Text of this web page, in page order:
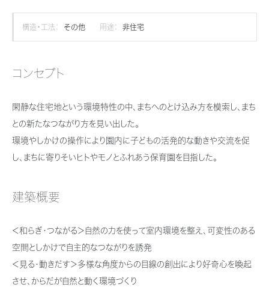
中古住宅検索
分譲マンション検索
売る [MISAWA RELAY]
住まいの売却
多彩な動画やこだわりが詰まった建築実例、注目の最新情報など、住まい
づくりを楽しく学べるデジタルラウンジです。
ホームラウンジ 新築・戸建て
社宅建築
医療・介護・子育て・障がい福祉施設
土地活用の基礎から長期安定経営を目指すオーナー様まで、賃貸経営に
役立つ多彩な情報を幅広くお届けします。
ホームラウンジ 土地活用・賃貸経営
ホテル・旅館リフォーム
これからリフォームをご検討の方
実例動画や基礎知識、収納の工夫など、理想の住まいを叶えるリフォーム
の具体策とアイデアを豊富にご用意しています。
事業用売買
すべてのフィールドに新しい価値をデザインし、持続可能な未来志向のま
ミサワゼネラルソリューション
ご相談窓口
お客様センター
ミサワホームオーナーさま・リフォーム工事ご契約者さまとミサワホームを
ミサワホームグループ
IR情報
SDGs
採用情報
中途採用
障がい者採用
ウエルネス事業
構造・工法： その他 用途： 非住宅
コンセプト
閑静な住宅地という環境特性の中、まちへのとけ込み方を模索し、まち
との新たなつながり方を見い出した。
環境やしかけの操作により園内に子どもの活発的な動きや交流を促
し、まちに寄りそいヒトやモノとふれあう保育園を目指した。
建築概要
＜和らぎ・つながる＞自然の力を使って室内環境を整え、可変性のある
空間としかけで自主的なつながりを誘発
＜見る・動きだす＞多様な角度からの目線の創出により好奇心を喚起
させ、からだが自然と動く環境づくり